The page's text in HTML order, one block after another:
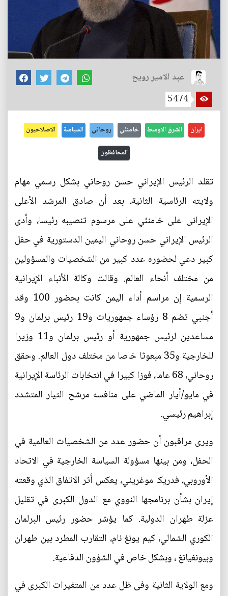
عبد الامير رويح
5474
ايران الشرق الاوسط خامنئي روحاني السياسة الاصلاحيون
المحافظون
تقلد الرئيس الإيراني حسن روحاني بشكل رسمي مهام
ولايته الرئاسية الثانية، بعد أن صادق المرشد الأعلى
الإيرانى على خامنئي على مرسوم تنصيبه رئيسا، وأدى
الرئيس الإيراني حسن روحاني اليمين الدستورية في حفل
كبير دعي لحضوره عدد كبير من الشخصيات والمسؤولين
من مختلف أنحاء العالم. وقالت وكالة الأنباء الإيرانية
الرسمية إن مراسم أداء اليمن كانت بحضور 100 وقد
أجنبي تضم 8 رؤساء جمهوريات و19 رئيس برلمان و9
مساعدين لرئيس جمهورية أو رئيس برلمان و11 وزيرا
للخارجية و35 مبعوثا خاصا من مختلف دول العالم. وحقق
روحاني، 68 عاما، فوزا كبيرا في انتخابات الرئاسة الإيرانية
في مايو/أيار الماضي على منافسه مرشح التيار المتشدد
إبراهيم رئيسي.
ويرى مراقبون أن حضور عدد من الشخصيات العالمية في
الحفل، ومن بينها مسؤولة السياسة الخارجية في الاتحاد
الأوروبي، فدريكا موغريني، يعكس أثر الاتفاق الذي وقعته
إيران بشأن برنامجها النووي مع الدول الكبرى في تقليل
عزلة طهران الدولية. كما يؤشر حضور رئيس البرلمان
الكوري الشمالي، كيم يونغ نام، التقارب المطرد بين طهران
وبيونغيانغ ، وبشكل خاص في الشؤون الدفاعية.
ومع الولاية الثانية وفى ظل عدد من المتغيرات الكبرى في